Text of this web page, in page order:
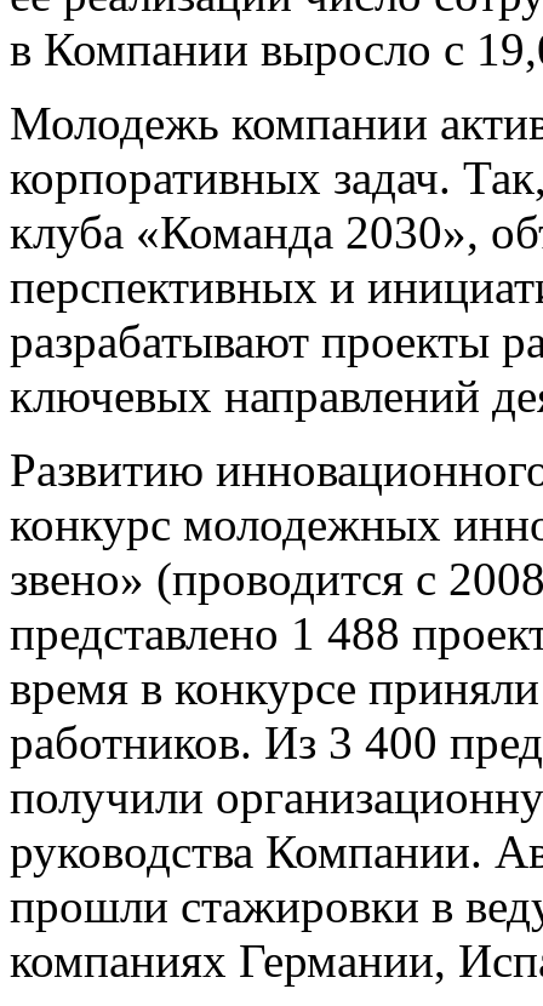
в Компании выросло с
Молодежь компании
корпоративных задач.
клуба «Команда 2030»,
перспективных и
разрабатывают проекты
ключевых направлений
Развитию
конкурс молодежных
звено» (проводится с
представлено 1 488
время в конкурсе
работников. Из 3 400
получили
руководства Компании.
прошли стажировки в
компаниях Германии,